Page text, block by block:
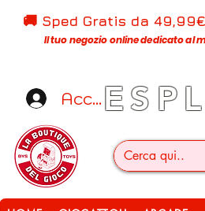
Accedi
🚚 Sped Gratis da 49,99€
Il tuo negozio online dedicato al